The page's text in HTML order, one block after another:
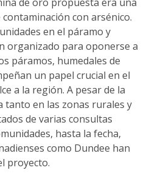
con arsénico.
en el páramo y
organizado para oponerse a
páramos, humedales de
un papel crucial en el
a la región. A pesar de la
tanto en las zonas rurales y
de varias consultas
hasta la fecha,
como Dundee han
proyecto.